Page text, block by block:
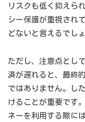
リスクも低く抑えら
シー保護が重視され
どないと言えるでしょ
ただし、注意点とし
済が遅れると、最終
ではありません。し
けることが重要です
ネーを利用する際に